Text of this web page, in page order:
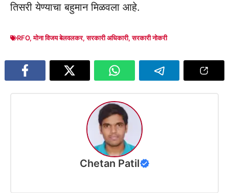
तिसरी येण्याचा बहुमान मिळवला आहे.
RFO,मोना विजय बेलवलकर,सरकारी अधिकारी,सरकारी नोकरी
Chetan Patil